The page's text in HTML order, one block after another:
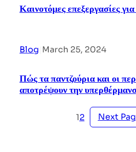
Καινοτόμες επεξεργασίες
Blog March 25, 2024
Πώς τα παντζούρια και οι
αποτρέψουν την
12 Next